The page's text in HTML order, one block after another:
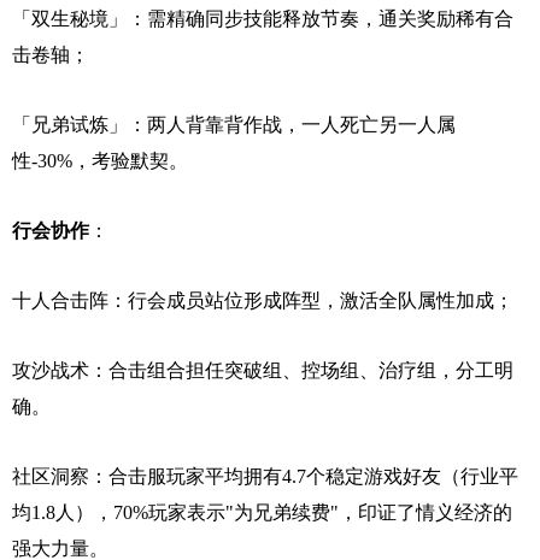
「双生秘境」：需精确同步技能释放节奏，通关奖励稀有合
击卷轴；
「兄弟试炼」：两人背靠背作战，一人死亡另一人属
性-30%，考验默契。
行会协作：
十人合击阵：行会成员站位形成阵型，激活全队属性加成；
攻沙战术：合击组合担任突破组、控场组、治疗组，分工明
确。
社区洞察：合击服玩家平均拥有4.7个稳定游戏好友（行业平
均1.8人），70%玩家表示"为兄弟续费"，印证了情义经济的
强大力量。